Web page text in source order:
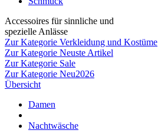
Accessoires für sinnliche und
spezielle Anlässe
Zur Kategorie Verkleidung und Kostüme
Zur Kategorie Neuste Artikel
Zur Kategorie Sale
Zur Kategorie Neu2026
Übersicht
Damen
Nachtwäsche